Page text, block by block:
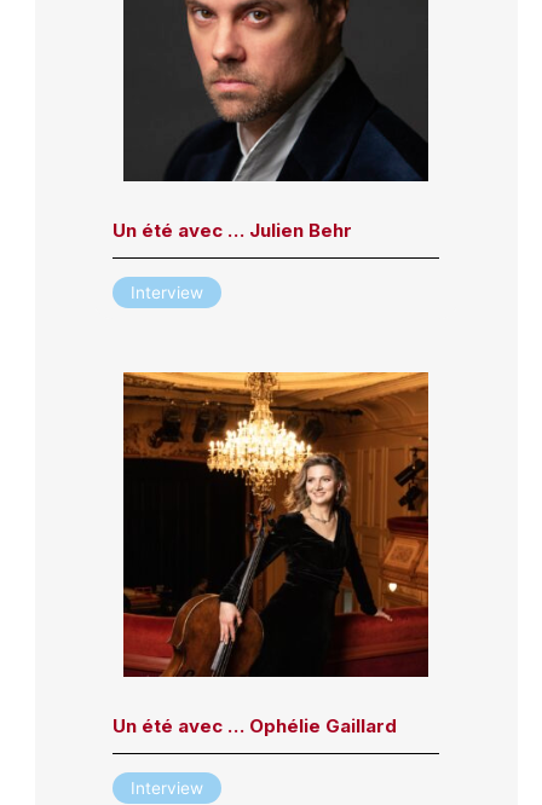
Un été avec … Julien Behr
Interview
Un été avec … Ophélie Gaillard
Interview